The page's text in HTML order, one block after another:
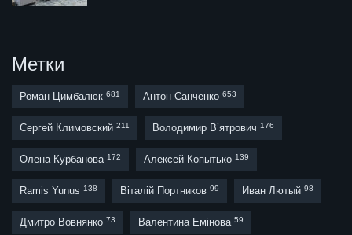
Метки
Роман Цимбалюк 681 Антон Санченко 653
Сергей Климовский 211 Володимир В’ятрович 176
Олена Курбанова 172 Алексей Копытько 139
Ramis Yunus 138 Віталій Портников 99 Иван Лютый 98
Дмитро Вовнянко 73 Валентина Емінова 59